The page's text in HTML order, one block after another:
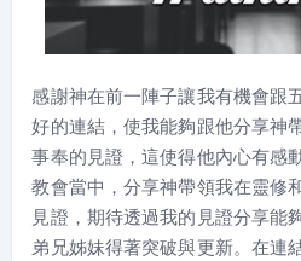
感謝神在前一陣子讓我有機會跟
好的連結，使我能夠跟他分享神
事奉的見證，這使得他內心有感
教會當中，分享神帶領我在靈修
見證，期待透過我的見證分享能
弟兄姊妹得著突破與更新。在連